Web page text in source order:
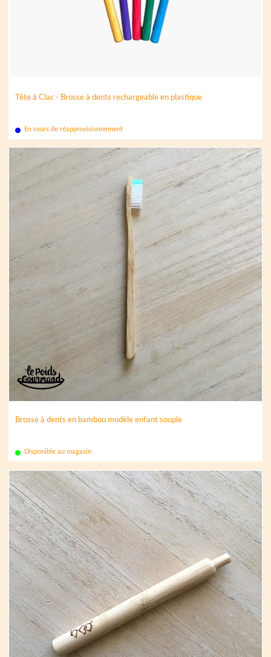
Tête à Clac - Brosse à dents rechargeable en plastique
En cours de réapprovisionnement
Brosse à dents en bambou modèle enfant souple
Disponible au magasin